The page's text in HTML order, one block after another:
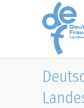
Skip to main content